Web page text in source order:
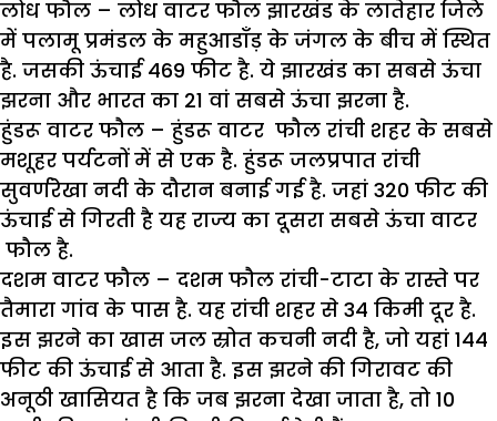
लोध फौल – लोध वाटर फौल झारखंड के लातेहार जिले
में पलामू प्रमंडल के महुआडॉंड़ के जंगल के बीच में स्थित
है. जसकी ऊंचाई 469 फीट है. ये झारखंड का सबसे ऊंचा
झरना और भारत का 21 वां सबसे ऊंचा झरना है.
हुंडरू वाटर फौल – हुंडरू वाटर फौल रांची शहर के सबसे
मशूहर पर्यटनों में से एक है. हुंडरू जलप्रपात रांची
सुवर्णरेखा नदी के दौरान बनाई गई है. जहां 320 फीट की
ऊंचाई से गिरती है यह राज्य का दूसरा सबसे ऊंचा वाटर
फौल है.
दशम वाटर फौल – दशम फौल रांची-टाटा के रास्ते पर
तैमारा गांव के पास है. यह रांची शहर से 34 किमी दूर है.
इस झरने का खास जल स्रोत कचनी नदी है, जो यहां 144
फीट की ऊंचाई से आता है. इस झरने की गिरावट की
अनूठी खासियत है कि जब झरना देखा जाता है, तो 10